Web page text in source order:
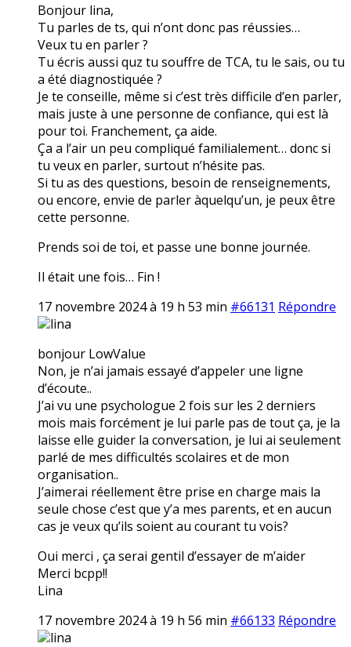
Bonjour lina,
Tu parles de ts, qui n’ont donc pas réussies…
Veux tu en parler ?
Tu écris aussi quz tu souffre de TCA, tu le sais, ou tu
a été diagnostiquée ?
Je te conseille, même si c’est très difficile d’en parler,
mais juste à une personne de confiance, qui est là
pour toi. Franchement, ça aide.
Ça a l’air un peu compliqué familialement… donc si
tu veux en parler, surtout n’hésite pas.
Si tu as des questions, besoin de renseignements,
ou encore, envie de parler àquelqu’un, je peux être
cette personne.
Prends soi de toi, et passe une bonne journée.
Il était une fois… Fin !
17 novembre 2024 à 19 h 53 min #66131 Répondre
lina
bonjour LowValue
Non, je n’ai jamais essayé d’appeler une ligne
d’écoute..
J’ai vu une psychologue 2 fois sur les 2 derniers
mois mais forcément je lui parle pas de tout ça, je la
laisse elle guider la conversation, je lui ai seulement
parlé de mes difficultés scolaires et de mon
organisation..
J’aimerai réellement être prise en charge mais la
seule chose c’est que y’a mes parents, et en aucun
cas je veux qu’ils soient au courant tu vois?
Oui merci , ça serai gentil d’essayer de m’aider
Merci bcpp!!
Lina
17 novembre 2024 à 19 h 56 min #66133 Répondre
lina